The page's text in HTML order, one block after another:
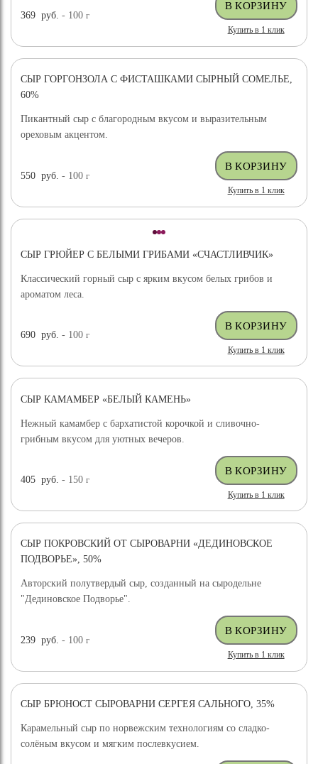
369 руб. - 100г
Купить в 1 клик
НОВИНКА
СЫР ГОРГОНЗОЛА С ФИСТАШКАМИ СЫРНЫЙ СОМЕЛЬЕ,
60%
Пикантный сыр с благородным вкусом и выразительным
ореховым акцентом.
550 руб. - 100г
Купить в 1 клик
СЫР ГРЮЙЕР С БЕЛЫМИ ГРИБАМИ «СЧАСТЛИВЧИК»
Классический горный сыр с ярким вкусом белых грибов и
ароматом леса.
690 руб. - 100г
Купить в 1 клик
СЫР КАМАМБЕР «БЕЛЫЙ КАМЕНЬ»
Нежный камамбер с бархатистой корочкой и сливочно-
грибным вкусом для уютных вечеров.
405 руб. - 150г
Купить в 1 клик
СЫР ПОКРОВСКИЙ ОТ СЫРОВАРНИ «ДЕДИНОВСКОЕ
ПОДВОРЬЕ», 50%
Авторский полутвердый сыр, созданный на сыродельне
"Дединовское Подворье".
239 руб. - 100г
Купить в 1 клик
ХИТ ПРОДАЖ
СЫР БРЮНОСТ СЫРОВАРНИ СЕРГЕЯ САЛЬНОГО, 35%
Карамельный сыр по норвежским технологиям со сладко-
солёным вкусом и мягким послевкусием.